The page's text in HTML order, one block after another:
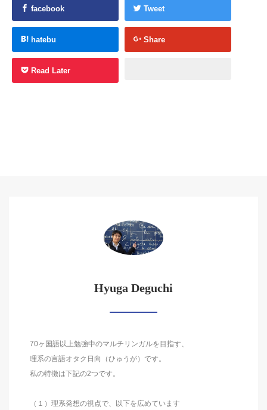
facebook Tweet
hatebu Share
Read Later
Hyuga Deguchi
70ヶ国語以上勉強中のマルチリンガルを目指す、
理系の言語オタク日向（ひゅうが）です。
私の特徴は下記の2つです。
（１）理系発想の視点で、以下を広めています